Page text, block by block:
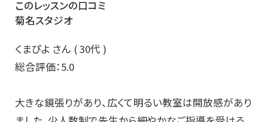
このレッスンの口コミ
菊名スタジオ
くまぴよ さん ( 30代 )
総合評価：5.0
大きな鏡張りがあり、広くて明るい教室は開放感があり